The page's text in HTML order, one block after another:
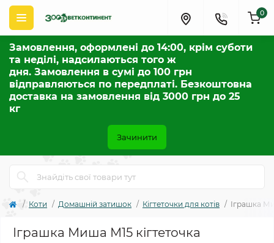
Замовлення, оформлені до 14:00, крім суботи
та неділі, надсилаються того ж
дня. Замовлення в сумі до 100 грн
відправляються по передплаті. Безкоштовна
доставка на замовлення від 3000 грн до 25
кг
Зачинити
0
Коти Домашній затишок Кігтеточки для котів Іграшка
Іграшка Миша М15 кігтеточка